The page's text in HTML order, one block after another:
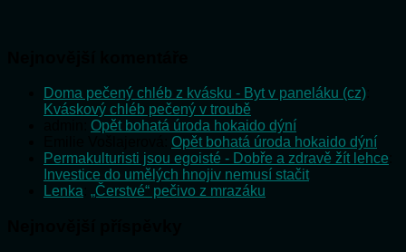
Doma pečený chléb z kvásku - Byt v paneláku (cz)
Kváskový chléb pečený v troubě
Opět bohatá úroda hokaido dýní
Opět bohatá úroda hokaido dýní
Permakulturisti jsou egoisté - Dobře a zdravě žít lehce
Investice do umělých hnojiv nemusí stačit
Lenka „Čerstvé“ pečivo z mrazáku